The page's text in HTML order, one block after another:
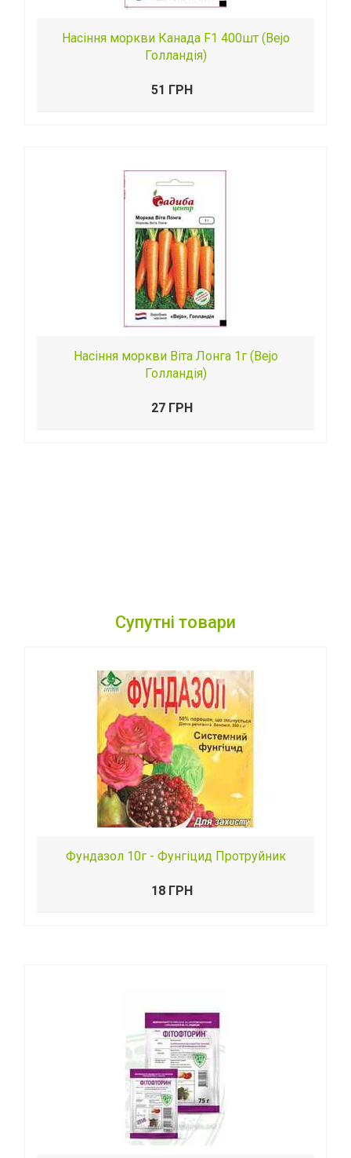
Насіння моркви Канада F1 400шт (Bejo
Голландія)
51 ГРН
Насіння моркви Віта Лонга 1г (Bejo
Голландія)
27 ГРН
Супутні товари
Фундазол 10г - Фунгіцид Протруйник
18 ГРН